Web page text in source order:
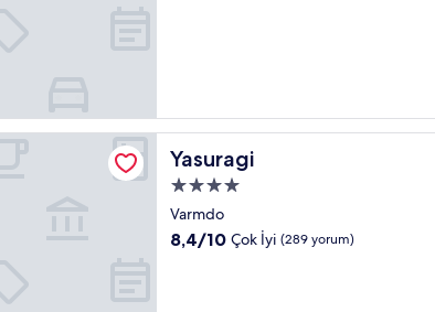
Yasuragi
Yasuragi
4.0
yıldızlı
konaklama
Varmdo
10
8,4/10 Çok İyi (289 yorum)